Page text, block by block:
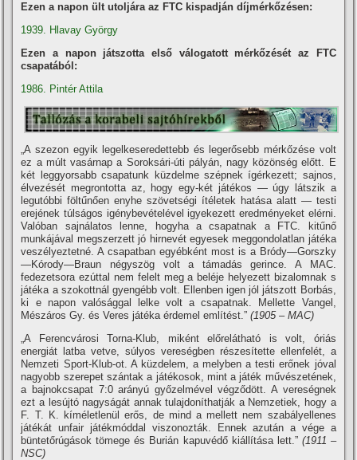
Ezen a napon ült utoljára az FTC kispadján díjmérkőzésen:
1939. Hlavay György
Ezen a napon játszotta első válogatott mérkőzését az FTC
csapatából:
1986. Pintér Attila
„A szezon egyik legelkeseredettebb és legerősebb mérkőzése volt
ez a múlt vasárnap a Soroksári-úti pályán, nagy közönség előtt. E
két leggyorsabb csapatunk küzdelme szépnek í­gérkezett; sajnos,
élvezését megrontotta az, hogy egy-két játékos — úgy látszik a
legutóbbi föltűnően enyhe szövetségi í­téletek hatása alatt — testi
erejének túlságos igénybevételével igyekezett eredményeket elérni.
Valóban sajnálatos lenne, hogyha a csapatnak a FTC. kitűnő
munkájával megszerzett jó hirnevét egyesek meggondolatlan játéka
veszélyeztetné. A csapatban egyébként most is a Bródy—Gorszky
—Kórody—Braun négyszög volt a támadás gerince. A MAC.
fedezetsora ezúttal nem felelt meg a beléje helyezett bizalomnak s
játéka a szokottnál gyengébb volt. Ellenben igen jól játszott Borbás,
ki e napon valósággal lelke volt a csapatnak. Mellette Vangel,
Mészáros Gy. és Veres játéka érdemel emlí­tést.” (1905 – MAC)
„A Ferencvárosi Torna-Klub, miként előrelátható is volt, óriás
energiát latba vetve, súlyos vereségben részesí­tette ellenfelét, a
Nemzeti Sport-Klub-ot. A küzdelem, a melyben a testi erőnek jóval
nagyobb szerepet szántak a játékosok, mint a játék művészetének,
a bajnokcsapat 7:0 arányú győzelmével végződött. A vereségnek
ezt a lesújtó nagyságát annak tulajdoní­thatják a Nemzetiek, hogy a
F. T. K. kí­méletlenül erős, de mind a mellett nem szabályellenes
játékát unfair játékmóddal viszonozták. Ennek azután a vége a
büntetőrúgások tömege és Burián kapuvédő kiállí­tása lett.” (1911 –
NSC)